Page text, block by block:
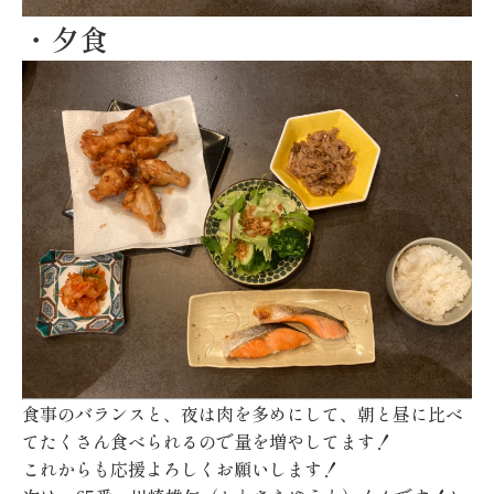
・夕食
食事のバランスと、夜は肉を多めにして、朝と昼に比べ
てたくさん食べられるので量を増やしてます！
これからも応援よろしくお願いします！